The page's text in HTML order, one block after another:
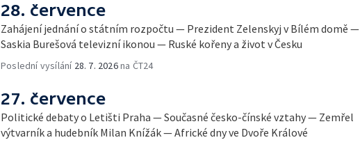
28. července
Zahájení jednání o státním rozpočtu — Prezident Zelenskyj v Bílém domě —
Saskia Burešová televizní ikonou — Ruské kořeny a život v Česku
Poslední vysílání 28. 7. 2026na ČT24
27. července
Politické debaty o Letišti Praha — Současné česko-čínské vztahy — Zemřel
výtvarník a hudebník Milan Knížák — Africké dny ve Dvoře Králové